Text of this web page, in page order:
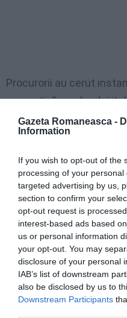
Gazeta Romaneasca -
Information
If you wish to opt-out of the
processing of your
targeted advertising by us,
section to confirm your
opt-out request is
interest-based ads based
us or personal information
your opt-out. You may
disclosure of your personal
IAB’s list of downstream
also be disclosed by us to
Downstream Participants
Procurorii au cerut
preventivă a celor doi
M.C.
See
more
Articolul anterior
Biserica împrumută
dobândă
Următorul articol
Comisie
străinătate
AȚI